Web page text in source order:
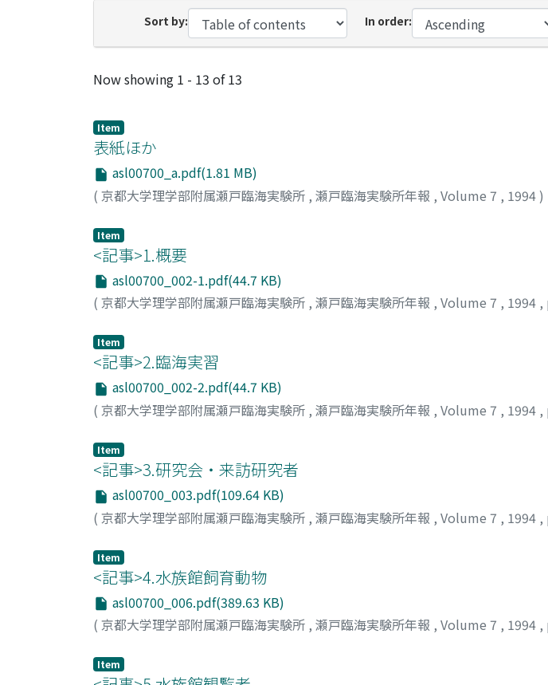
Sort by: In order:
Recent Submissions
Now showing 1 - 13 of 13
Item
表紙ほか
asl00700_a.pdf(1.81 MB)
( 京都大学理学部附属瀬戸臨海実験所 , 瀬戸臨海実験所年報 , Volume 7 , 1994)
Item
<記事>1.概要
asl00700_002-1.pdf(44.7 KB)
( 京都大学理学部附属瀬戸臨海実験所 , 瀬戸臨海実験所年報 , Volume 7 , 1994 ,
Item
<記事>2.臨海実習
asl00700_002-2.pdf(44.7 KB)
( 京都大学理学部附属瀬戸臨海実験所 , 瀬戸臨海実験所年報 , Volume 7 , 1994 ,
Item
<記事>3.研究会・来訪研究者
asl00700_003.pdf(109.64 KB)
( 京都大学理学部附属瀬戸臨海実験所 , 瀬戸臨海実験所年報 , Volume 7 , 1994 ,
Item
<記事>4.水族館飼育動物
asl00700_006.pdf(389.63 KB)
( 京都大学理学部附属瀬戸臨海実験所 , 瀬戸臨海実験所年報 , Volume 7 , 1994 ,
Item